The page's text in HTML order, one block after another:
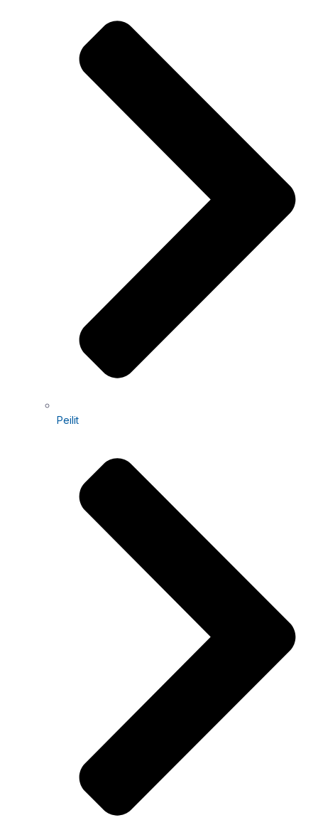
Peilit